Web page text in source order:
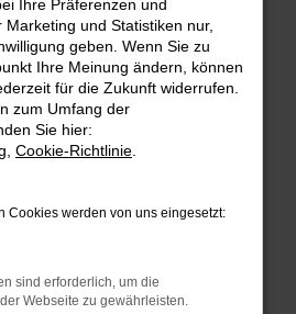
Error
aufgetreten.
die dir helfen können:
Firewall und deine
wie Werbeblocker,
bestimmter Seiten
die Seite in einem
Ihre Präferenzen und
und Statistiken nur,
geben. Wenn Sie zu
Ihre Meinung ändern, können
für die Zukunft widerrufen.
zum Umfang der
Sie hier:
Cookie-Richtlinie
Cookies werden von uns eingesetzt:
sind erforderlich, um die
Webseite zu gewährleisten.